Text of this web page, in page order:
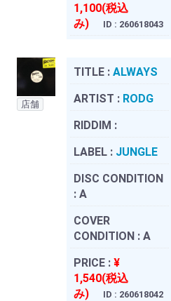
1,100(税込
み)
ID : 260618043
店舗
TITLE : ALWAYS
ARTIST : RODG
RIDDIM :
LABEL : JUNGLE
DISC CONDITION
: A
COVER
CONDITION : A
PRICE : ¥
1,540(税込
み)
ID : 260618042